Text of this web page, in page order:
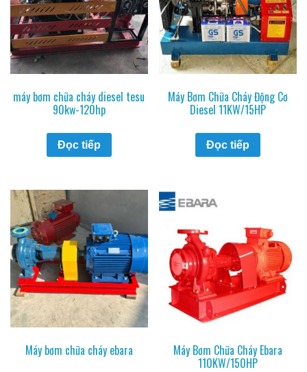
máy bơm chữa cháy diesel tesu
90kw-120hp
Đọc tiếp
Máy Bơm Chữa Cháy Động Cơ
Diesel 11KW/15HP
Đọc tiếp
Máy bơm chữa cháy ebara Máy Bơm Chữa Cháy Ebara
110KW/150HP